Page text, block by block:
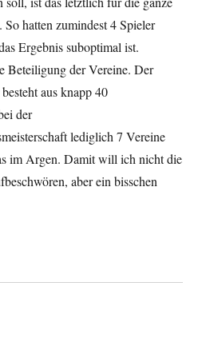
hatten zumindest 4 Spieler
Ergebnis suboptimal ist.
Beteiligung der Vereine. Der
aus knapp 40
der
lediglich 7 Vereine
im Argen. Damit will ich nicht die
aber ein bisschen